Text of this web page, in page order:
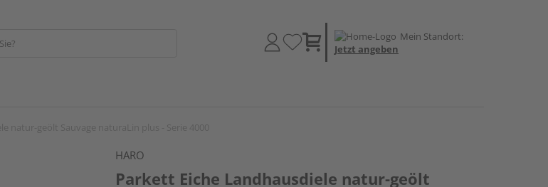
Mein Standort:
Jetzt angeben
HARO
Parkett Eiche Landhausdiele natur-geölt